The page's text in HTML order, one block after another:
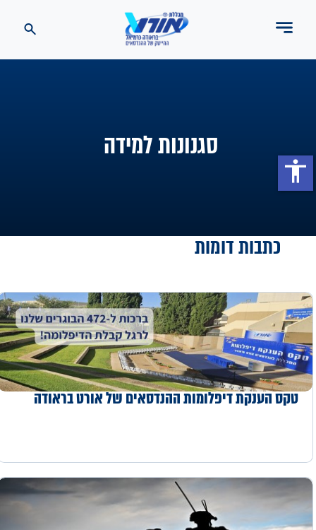
סגנונות למידה
כתבות דומות
טקס הענקת דיפלומות ההנדסאים של אורט בראודה
accessibility